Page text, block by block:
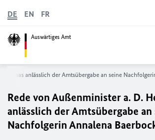
Auswärtiges Amt
DE EN FR
Maas anlässlich der Amtsübergabe an seine
Rede von Außenminister a. D.
anlässlich der Amtsübergabe an
Nachfolgerin Annalena